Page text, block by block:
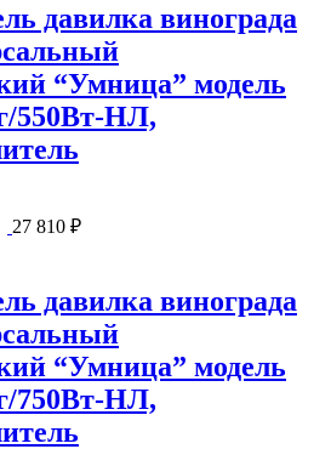
давилка винограда
“Умница” модель
550Вт-НЛ,
27 810 ₽
давилка винограда
“Умница” модель
750Вт-НЛ,